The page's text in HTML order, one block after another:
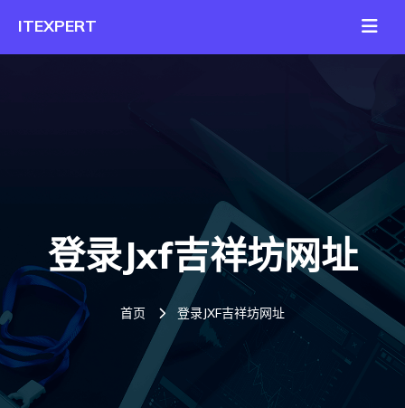
登录jxf吉祥坊网址
首页 登录JXF吉祥坊网址